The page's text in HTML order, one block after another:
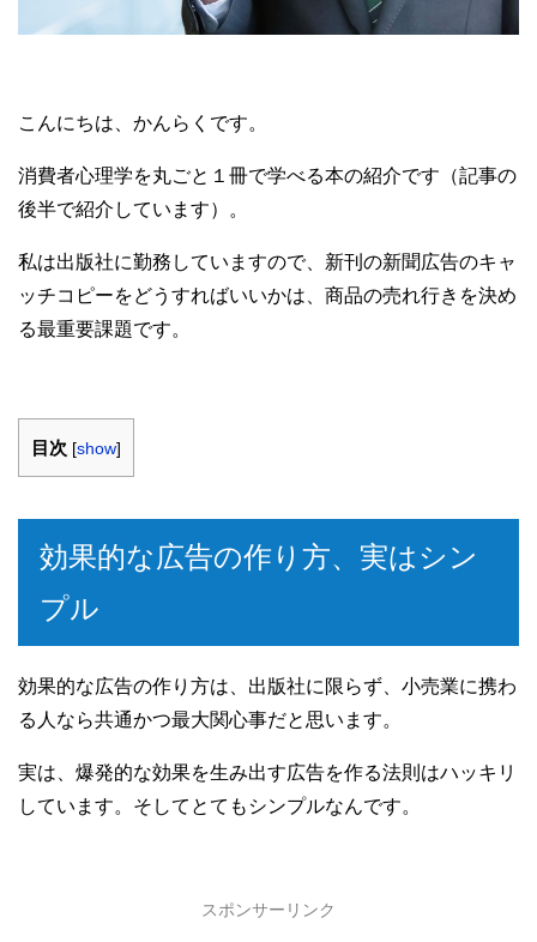
こんにちは、かんらくです。
消費者心理学を丸ごと１冊で学べる本の紹介です（記事の
後半で紹介しています）。
私は出版社に勤務していますので、新刊の新聞広告のキャ
ッチコピーをどうすればいいかは、商品の売れ行きを決め
る最重要課題です。
目次 [show]
効果的な広告の作り方、実はシン
プル
効果的な広告の作り方は、出版社に限らず、小売業に携わ
る人なら共通かつ最大関心事だと思います。
実は、爆発的な効果を生み出す広告を作る法則はハッキリ
しています。そしてとてもシンプルなんです。
スポンサーリンク